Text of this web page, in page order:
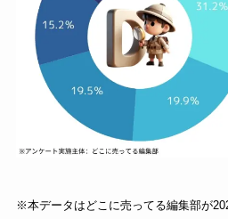
※本データはどこに売ってる編集部が